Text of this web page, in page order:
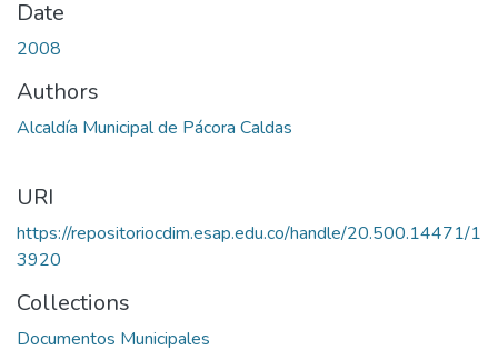
Date
2008
Authors
Alcaldía Municipal de Pácora Caldas
URI
https://repositoriocdim.esap.edu.co/handle/20.500.14471/1
3920
Collections
Documentos Municipales